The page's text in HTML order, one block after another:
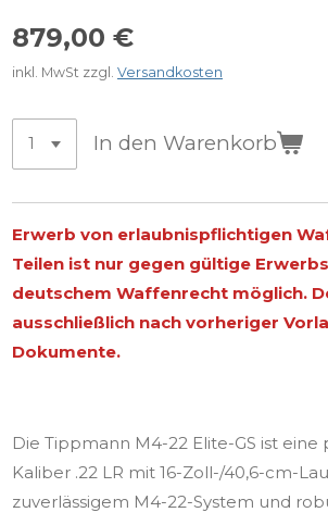
879,00 €
inkl. MwSt zzgl. Versandkosten
In den Warenkorb
Erwerb von erlaubnispflichtigen
Teilen ist nur gegen gültige
deutschem Waffenrecht möglich.
ausschließlich nach vorheriger
Dokumente.
Die Tippmann M4-22 Elite-GS ist
Kaliber .22 LR mit 16-Zoll-/40,6-cm-
zuverlässigem M4-22-System und